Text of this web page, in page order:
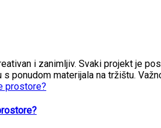
i zanimljiv. Svaki projekt je
ponudom materijala na tržištu.